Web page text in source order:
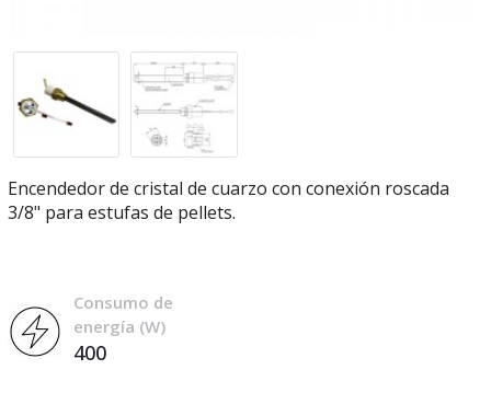
Encendedor de cristal de cuarzo con conexión roscada
3/8" para estufas de pellets.
Consumo de
energía (W)
400